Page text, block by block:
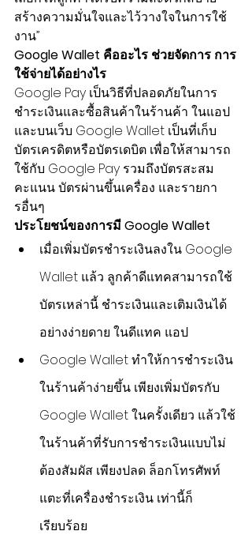
สร้างความมั่นใจและไว้วางใจในการใช้
งาน”
Google Wallet คืออะไร ช่วยจัดการ การ
ใช้จ่ายได้อย่างไร
Google Pay เป็นวิธีที่ปลอดภัยในการ
ชำระเงินและซื้อสินค้าในร้านค้า ในแอป
และบนเว็บ Google Wallet เป็นที่เก็บ
บัตรเครดิตหรือบัตรเดบิต เพื่อให้สามารถ
ใช้กับ Google Pay รวมถึงบัตรสะสม
คะแนน บัตรผ่านขึ้นเครื่อง และรายกา
รอื่นๆ
ประโยชน์ของการมี Google Wallet
เมื่อเพิ่มบัตรชำระเงินลงใน Google
Wallet แล้ว ลูกค้าดีแทคสามารถใช้
บัตรเหล่านี้ ชำระเงินและเติมเงินได้
อย่างง่ายดาย ในดีแทค แอป
Google Wallet ทำให้การชำระเงิน
ในร้านค้าง่ายขึ้น เพียงเพิ่มบัตรกับ
Google Wallet ในครั้งเดียว แล้วใช้
ในร้านค้าที่รับการชำระเงินแบบไม่
ต้องสัมผัส เพียงปลด ล็อกโทรศัพท์
แตะที่เครื่องชำระเงิน เท่านี้ก็
เรียบร้อย